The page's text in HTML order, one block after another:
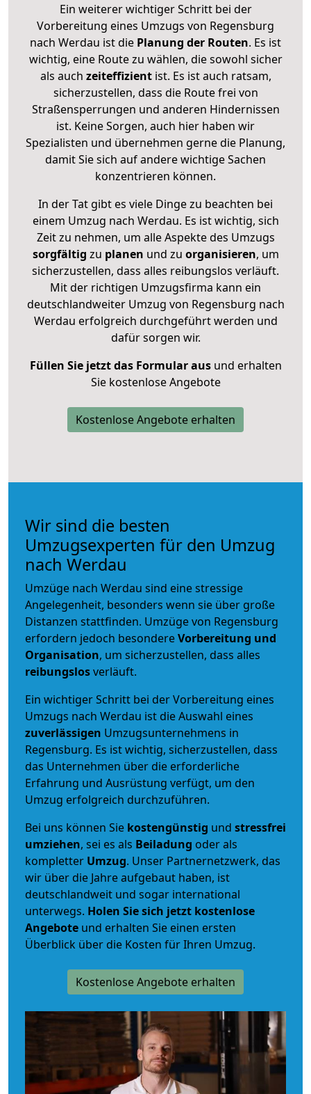
Ein weiterer wichtiger Schritt bei der
Vorbereitung eines Umzugs von Regensburg
nach Werdau ist die Planung der Routen. Es ist
wichtig, eine Route zu wählen, die sowohl sicher
als auch zeiteffizientist. Es ist auch ratsam,
sicherzustellen, dass die Route frei von
Straßensperrungen und anderen Hindernissen
ist. Keine Sorgen, auch hier haben wir
Spezialisten und übernehmen gerne die Planung,
damit Sie sich auf andere wichtige Sachen
konzentrieren können.
In der Tat gibt es viele Dinge zu beachten bei
einem Umzug nach Werdau. Es ist wichtig, sich
Zeit zu nehmen, um alle Aspekte des Umzugs
sorgfältig zu planen und zu organisieren, um
sicherzustellen, dass alles reibungslos verläuft.
Mit der richtigen Umzugsfirma kann ein
deutschlandweiter Umzug von Regensburg nach
Werdau erfolgreich durchgeführt werden und
dafür sorgen wir.
Füllen Sie jetzt das Formular ausund erhalten
Sie kostenlose Angebote
Kostenlose Angebote erhalten
Wir sind die besten
Umzugsexperten für den Umzug
nach Werdau
Umzüge nach Werdau sind eine stressige
Angelegenheit, besonders wenn sie über große
Distanzen stattfinden. Umzüge von Regensburg
erfordern jedoch besondereVorbereitung und
Organisation, um sicherzustellen, dass alles
reibungslosverläuft.
Ein wichtiger Schritt bei der Vorbereitung eines
Umzugs nach Werdau ist die Auswahl eines
zuverlässigen Umzugsunternehmens in
Regensburg. Es ist wichtig, sicherzustellen, dass
das Unternehmen über die erforderliche
Erfahrung und Ausrüstung verfügt, um den
Umzug erfolgreich durchzuführen.
Bei uns können Sie kostengünstig und stressfrei
umziehen, sei es als Beiladung oder als
kompletter Umzug. Unser Partnernetzwerk, das
wir über die Jahre aufgebaut haben, ist
deutschlandweit und sogar international
unterwegs. Holen Sie sich jetzt kostenlose
Angebote und erhalten Sie einen ersten
Überblick über die Kosten für Ihren Umzug.
Kostenlose Angebote erhalten